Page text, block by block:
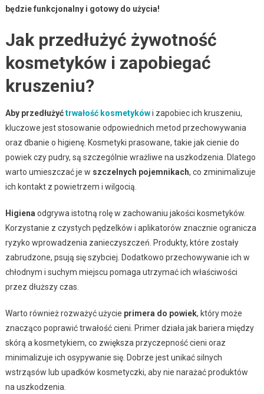
będzie funkcjonalny i gotowy do użycia!
Jak przedłużyć żywotność
kosmetyków i zapobiegać
kruszeniu?
Aby przedłużyćtrwałość kosmetykówi zapobiec ich kruszeniu,
kluczowe jest stosowanie odpowiednich metod przechowywania
oraz dbanie o higienę. Kosmetyki prasowane, takie jak cienie do
powiek czy pudry, są szczególnie wrażliwe na uszkodzenia. Dlatego
warto umieszczać je w szczelnych pojemnikach, co zminimalizuje
ich kontakt z powietrzem i wilgocią.
Higiena odgrywa istotną rolę w zachowaniu jakości kosmetyków.
Korzystanie z czystych pędzelków i aplikatorów znacznie ogranicza
ryzyko wprowadzenia zanieczyszczeń. Produkty, które zostały
zabrudzone, psują się szybciej. Dodatkowo przechowywanie ich w
chłodnym i suchym miejscu pomaga utrzymać ich właściwości
przez dłuższy czas.
Warto również rozważyć użycie primera do powiek, który może
znacząco poprawić trwałość cieni. Primer działa jak bariera między
skórą a kosmetykiem, co zwiększa przyczepność cieni oraz
minimalizuje ich osypywanie się. Dobrze jest unikać silnych
wstrząsów lub upadków kosmetyczki, aby nie narażać produktów
na uszkodzenia.